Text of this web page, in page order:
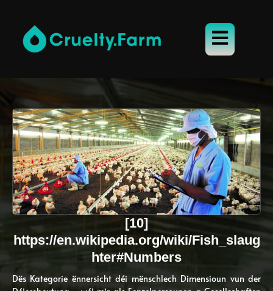
[10]
https://en.wikipedia.org/wiki/Fish_slaug
hter#Numbers
Dës Kategorie ënnersicht déi mënschlech Dimensioun vun der